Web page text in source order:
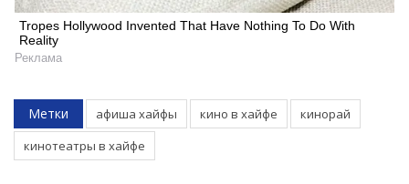
Tropes Hollywood Invented That Have Nothing To Do With
Reality
Реклама
Метки афиша хайфы кино в хайфе
кинорай
кинотеатры в хайфе